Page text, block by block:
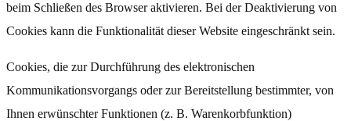
beim Schließen des Browser aktivieren. Bei der Deaktivierung von
Cookies kann die Funktionalität dieser Website eingeschränkt sein.
Cookies, die zur Durchführung des elektronischen
Kommunikationsvorgangs oder zur Bereitstellung bestimmter, von
Ihnen erwünschter Funktionen (z. B. Warenkorbfunktion)